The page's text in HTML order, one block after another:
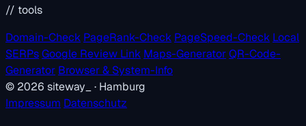
// tools
Domain-Check PageRank-Check PageSpeed-Check Local
SERPsGoogle Review Link Maps-GeneratorQR-Code-
Generator Browser & System-Info
© 2026 siteway
· Hamburg
Impressum Datenschutz